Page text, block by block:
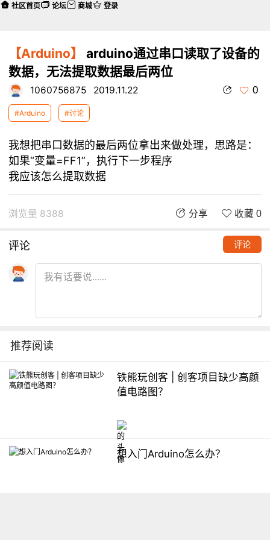
【Arduino】
arduino通过串口读取了设备的
数据，无法提取数据最后两位
1060756875 2019.11.22 0
#Arduino #讨论
我想把串口数据的最后两位拿出来做处理，思路是：
如果“变量=FF1”，执行下一步程序
我应该怎么提取数据
浏览量 8388 分享 收藏 0
评论 评论
推荐阅读
铁熊玩创客 | 创客项目缺少高颜
值电路图？
想入门Arduino怎么办？
社区首页 论坛 商城 登录